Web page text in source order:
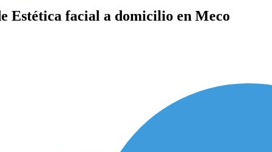
Estética facial a domicilio en Meco